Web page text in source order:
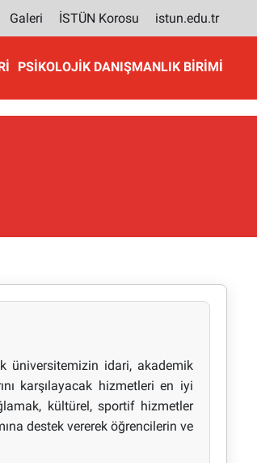
Galeri İSTÜN Korosu istun.edu.tr
PSIKOLOJIK DANIŞMANLIK BIRIMI
üniversitemizin idari, akademik
karşılayacak hizmetleri en iyi
kültürel, sportif hizmetler
destek vererek öğrencilerin ve